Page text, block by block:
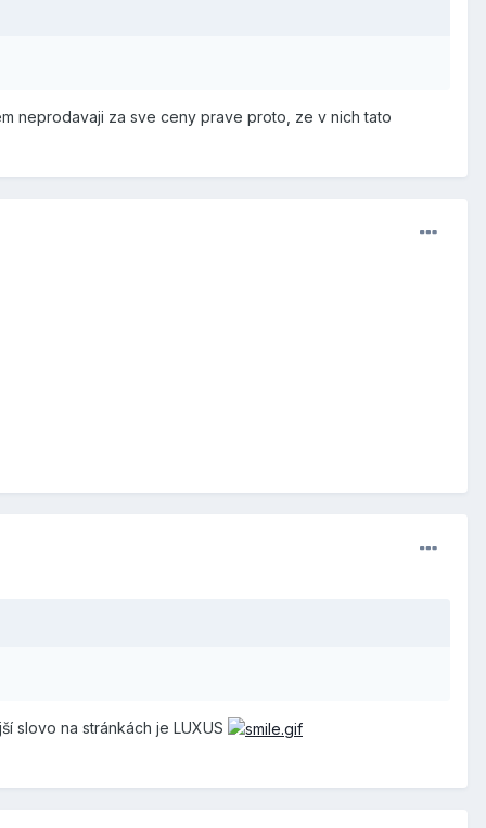
neprodavaji za sve ceny prave proto, ze v nich tato
slovo na stránkách je LUXUS